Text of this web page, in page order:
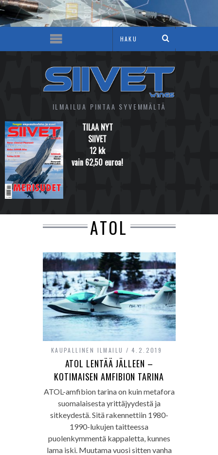
ILMAILUA PINTAA SYVEMMÄLTÄ
TILAA NYT
SIIVET
12 kk
vain 62,50 euroa!
ATOL
KAUPALLINEN ILMAILU 4.2.2019
ATOL LENTÄÄ JÄLLEEN –
KOTIMAISEN AMFIBION TARINA
ATOL-amfibion tarina on kuin metafora
suomalaisesta yrittäjyydestä ja
sitkeydestä. Sitä rakennettiin 1980-
1990-lukujen taitteessa
puolenkymmentä kappaletta, kunnes
lama iski. Muutama vuosi sitten vanha